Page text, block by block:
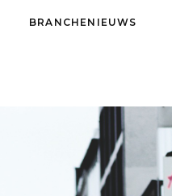
BRANCHENIEUWS